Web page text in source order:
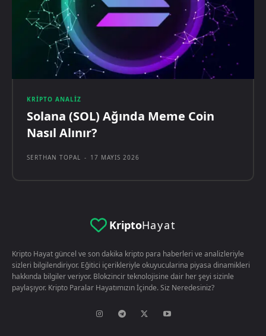
KRIPTO ANALIZ
Solana (SOL) Ağında Meme Coin
Nasıl Alınır?
SERTHAN TOPAL - 17 MAYIS 2026
KriptoHayat
Kripto Hayat güncel ve son dakika kripto para haberleri ve analizleriyle
sizleri bilgilendiriyor. Eğitici içerikleriyle okuyucularina piyasa dinamikleri
hakkında bilgiler veriyor. Blokzincir teknolojisine dair her şeyi sizinle
paylaşıyor. Kripto Paralar Hayatımızın İçinde. Siz Neredesiniz?